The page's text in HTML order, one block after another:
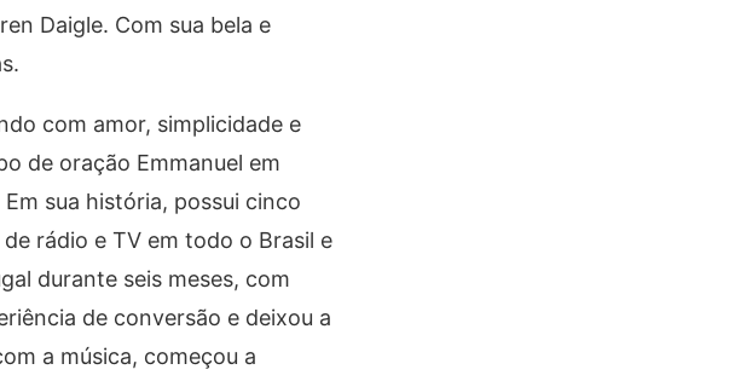
Daigle. Com sua bela e
com amor, simplicidade e
de oração Emmanuel em
sua história, possui cinco
rádio e TV em todo o Brasil e
durante seis meses, com
de conversão e deixou a
a música, começou a